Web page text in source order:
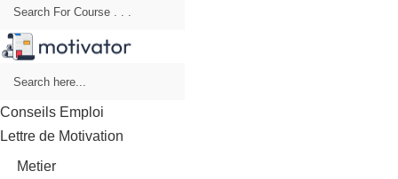
Conseils Emploi
Lettre de Motivation
Metier